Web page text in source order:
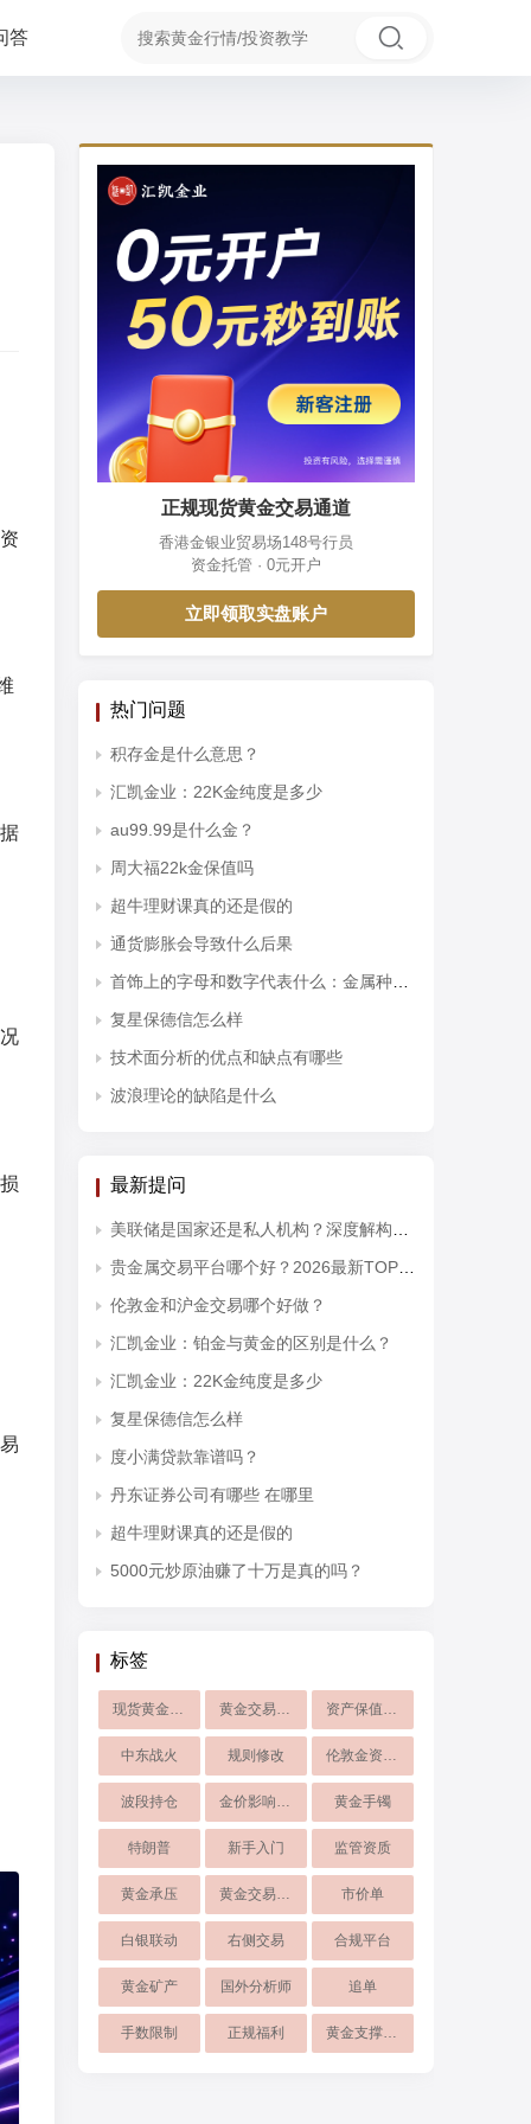
答
正规现货黄金交易通道
香港金银业贸易场148号行员
资金托管 · 0元开户
立即领取实盘账户
热门问题
积存金是什么意思？
汇凯金业：22K金纯度是多少
au99.99是什么金？
周大福22k金保值吗
超牛理财课真的还是假的
通货膨胀会导致什么后果
首饰上的字母和数字代表什么：金属种类和纯度
复星保德信怎么样
技术面分析的优点和缺点有哪些
波浪理论的缺陷是什么
最新提问
美联储是国家还是私人机构？深度解构其对黄金投资开户的宏观影响
贵金属交易平台哪个好？2026最新TOP10排行榜权威发布
伦敦金和沪金交易哪个好做？
汇凯金业：铂金与黄金的区别是什么？
汇凯金业：22K金纯度是多少
复星保德信怎么样
度小满贷款靠谱吗？
丹东证券公司有哪些 在哪里
超牛理财课真的还是假的
5000元炒原油赚了十万是真的吗？
标签
现货黄金投资 黄金交易APP 资产保值黄金配置
中东战火 规则修改 伦敦金资产避险
波段持仓 金价影响有限 黄金手镯
特朗普 新手入门 监管资质
黄金承压 黄金交易平台 市价单
白银联动 右侧交易 合规平台
黄金矿产 国外分析师 追单
手数限制 正规福利 黄金支撑破位